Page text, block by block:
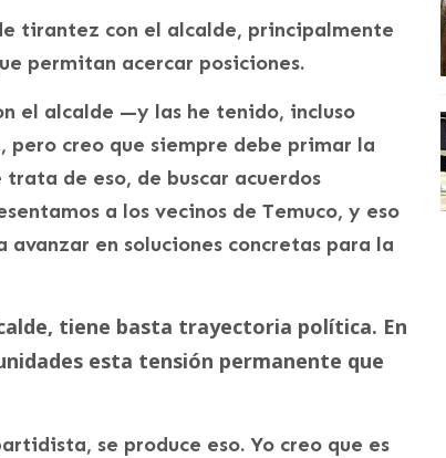
tirantez con el alcalde, principalmente
permitan acercar posiciones.
el alcalde —y las he tenido, incluso
creo que siempre debe primar la
de eso, de buscar acuerdos
a los vecinos de Temuco, y eso
en soluciones concretas para la
tiene basta trayectoria política. En
esta tensión permanente que
se produce eso. Yo creo que es